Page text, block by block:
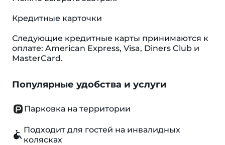
Кредитные карточки
Следующие кредитные карты принимаются к
оплате: American Express, Visa, Diners Club и
MasterCard.
Популярные удобства и услуги
Парковка на территории
Подходит для гостей на инвалидных
колясках